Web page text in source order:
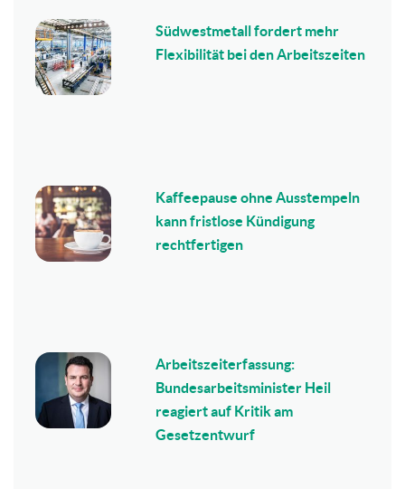
Südwestmetall fordert mehr
Flexibilität bei den Arbeitszeiten
Kaffeepause ohne Ausstempeln
kann fristlose Kündigung
rechtfertigen
Arbeitszeiterfassung:
Bundesarbeitsminister Heil
reagiert auf Kritik am
Gesetzentwurf